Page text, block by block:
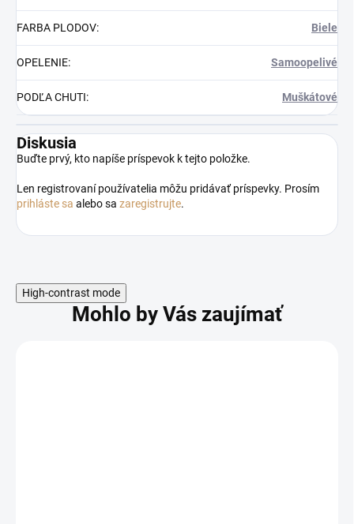
FARBA PLODOV: Biele
OPELENIE: Samoopelivé
PODĽA CHUTI: Muškátové
Diskusia
Buďte prvý, kto napíše príspevok k tejto položke.
Len registrovaní používatelia môžu pridávať príspevky. Prosím
prihláste sa alebo sa zaregistrujte.
High-contrast mode
Mohlo by Vás zaujímať